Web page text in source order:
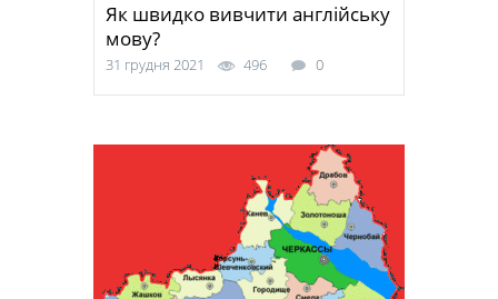
Як швидко вивчити англійську
мову?
31 грудня 2021 496 0